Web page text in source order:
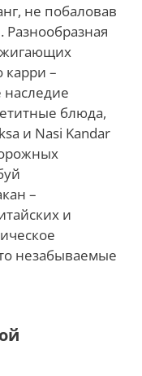
не побаловав
Разнообразная
–
наследие
блюда,
и Nasi Kandar
–
и
незабываемые